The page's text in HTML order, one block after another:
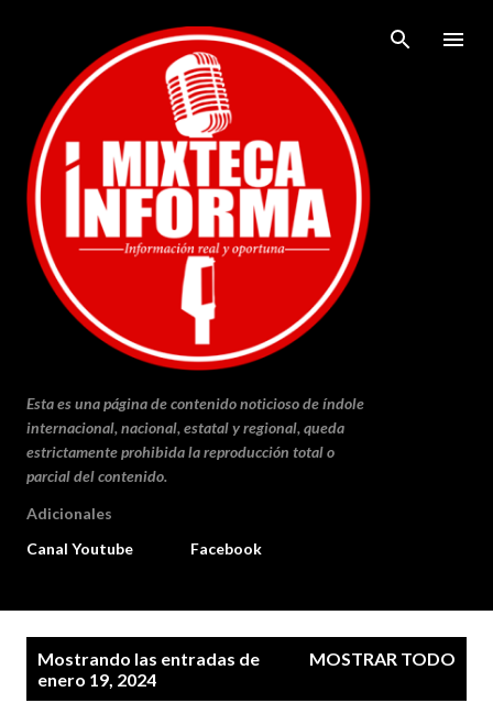
Ir al contenido principal
Esta es una página de contenido noticioso de índole
internacional, nacional, estatal y regional, queda
estrictamente prohibida la reproducción total o
parcial del contenido.
Adicionales
Canal Youtube
Facebook
Mostrando las entradas de
enero 19, 2024
MOSTRAR TODO